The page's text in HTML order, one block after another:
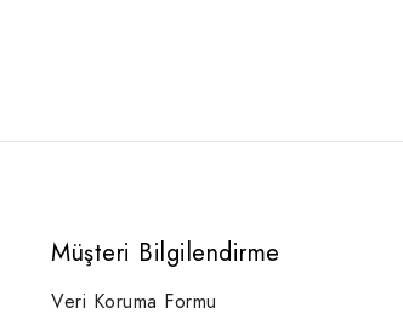
Müşteri Bilgilendirme
Veri Koruma Formu